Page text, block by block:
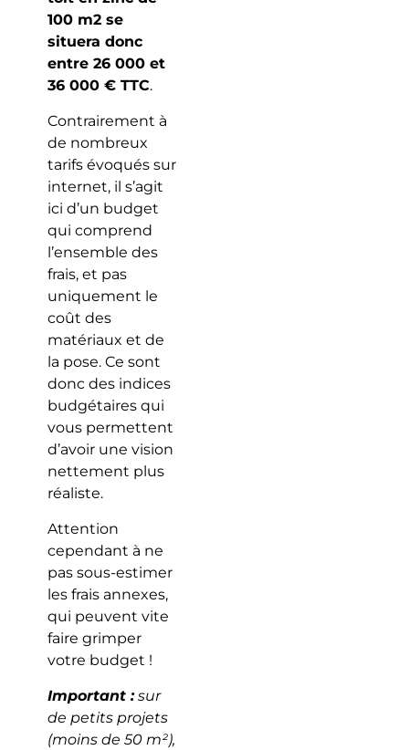
100 m2 se
situera donc
entre 26 000 et
36 000 € TTC.
Contrairement à
de nombreux
tarifs évoqués sur
internet, il s’agit
ici d’un budget
qui comprend
l’ensemble des
frais, et pas
uniquement le
coût des
matériaux et de
la pose. Ce sont
donc des indices
budgétaires qui
vous permettent
d’avoir une vision
nettement plus
réaliste.
Attention
cependant à ne
pas sous-estimer
les frais annexes,
qui peuvent vite
faire grimper
votre budget !
Important :sur
de petits projets
(moins de 50 m²),